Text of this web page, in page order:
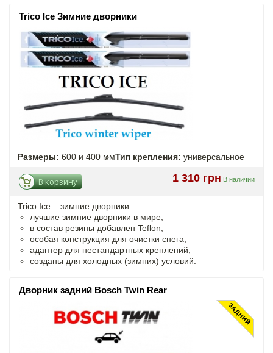
Trico Ice Зимние дворники
Размеры: 600 и 400 ммТип крепления: универсальное
1 310 грн В наличии
В корзину
Trico Ice – зимние дворники.
лучшие зимние дворники в мире;
в состав резины добавлен Teflon;
особая конструкция для очистки снега;
адаптер для нестандартных креплений;
созданы для холодных (зимних) условий.
Дворник задний Bosch Twin Rear